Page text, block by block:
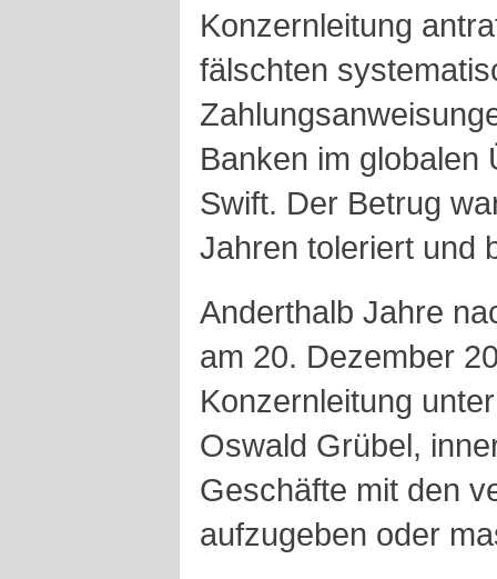
Konzernleitung
fälschten
Banken im globalen
Swift. Der Betrug
Jahren toleriert und
Anderthalb Jahre
am 20. Dezember
Konzernleitung
Oswald Grübel,
Geschäfte mit den
aufzugeben oder